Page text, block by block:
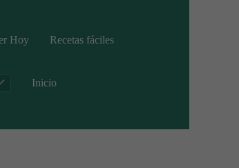
Hoy Recetas fáciles
Inicio